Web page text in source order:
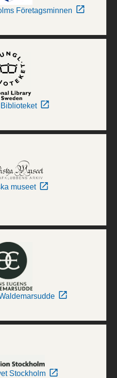
Företagsminnen
museet
Stockholm